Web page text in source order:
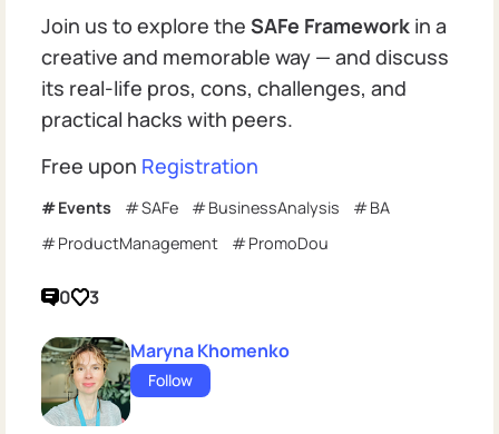
Join us to explore the SAFe Framework in a
creative and memorable way — and discuss
its real-life pros, cons, challenges, and
practical hacks with peers.
Free upon Registration
Events SAFe BusinessAnalysis
BA
ProductManagement
PromoDou
0 3
Maryna Khomenko
Follow